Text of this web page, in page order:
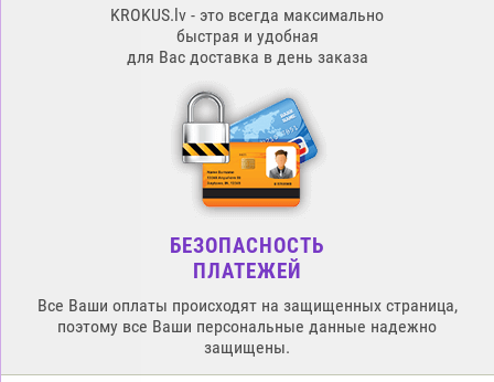
KROKUS.lv - это всегда максимально
быстрая и удобная
для Вас доставка в день заказа
БЕЗОПАСНОСТЬ
ПЛАТЕЖЕЙ
Все Ваши оплаты происходят на защищенных страница,
поэтому все Ваши персональные данные надежно
защищены.